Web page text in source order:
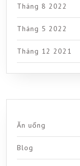
Tháng 8 2022
Tháng 5 2022
Tháng 12 2021
Ăn uống
Blog